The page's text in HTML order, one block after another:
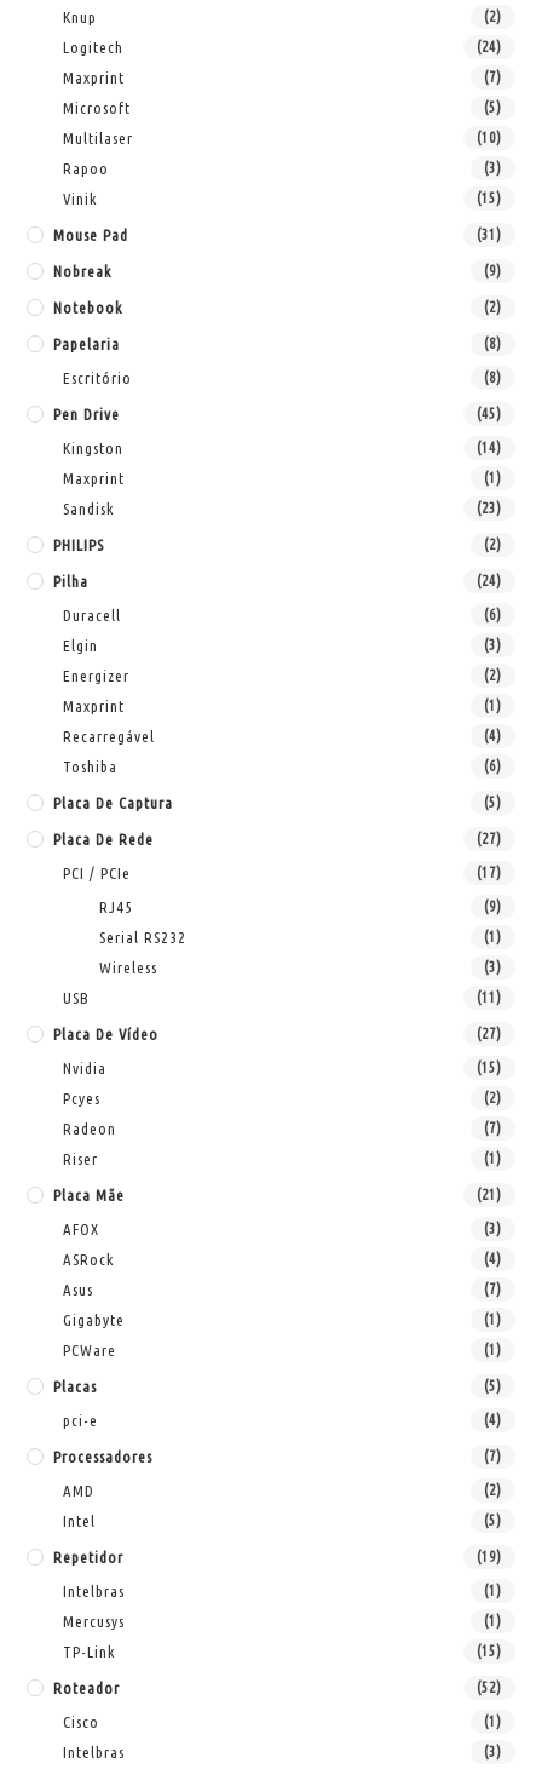
Knup (2)
Logitech (24)
Maxprint (7)
Microsoft (5)
Multilaser (10)
Rapoo (3)
Vinik (15)
Mouse Pad (31)
Nobreak (9)
Notebook (2)
Papelaria (8)
Escritório (8)
Pen Drive (45)
Kingston (14)
Maxprint (1)
Sandisk (23)
PHILIPS (2)
Pilha (24)
Duracell (6)
Elgin (3)
Energizer (2)
Maxprint (1)
Recarregável (4)
Toshiba (6)
Placa De Captura (5)
Placa De Rede (27)
PCI / PCIe (17)
RJ45 (9)
Serial RS232 (1)
Wireless (3)
USB (11)
Placa De Vídeo (27)
Nvidia (15)
Pcyes (2)
Radeon (7)
Riser (1)
Placa Mãe (21)
AFOX (3)
ASRock (4)
Asus (7)
Gigabyte (1)
PCWare (1)
Placas (5)
pci-e (4)
Processadores (7)
AMD (2)
Intel (5)
Repetidor (19)
Intelbras (1)
Mercusys (1)
TP-Link (15)
Roteador (52)
Cisco (1)
Intelbras (3)